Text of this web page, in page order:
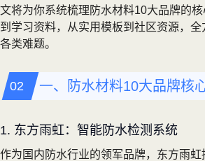
文将为你系统梳理防水材料10大品牌的
到学习资料，从实用模板到社区资源，
各类难题。
一、防水材料10大品牌核
1. 东方雨虹：智能防水检测系统
作为国内防水行业的领军品牌，东方雨